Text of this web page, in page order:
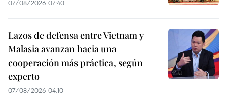
07/08/2026 07:40
Lazos de defensa entre Vietnam y
Malasia avanzan hacia una
cooperación más práctica, según
experto
07/08/2026 04:10